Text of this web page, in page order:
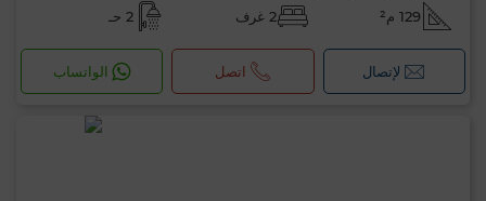
129 م² 2 غرف 2 حـ
لإتصال اتصل الواتساب